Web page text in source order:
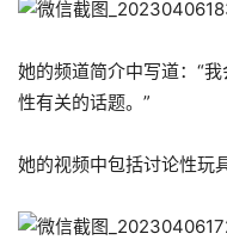
她的频道简介中写道：“
性有关的话题。”
她的视频中包括讨论性玩